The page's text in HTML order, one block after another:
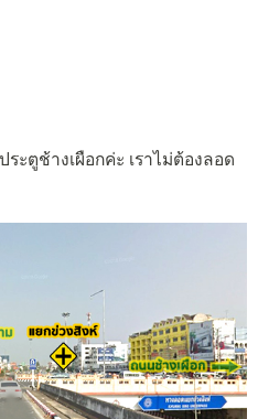
ะตูช้างเผือกค่ะ เราไม่ต้องลอด